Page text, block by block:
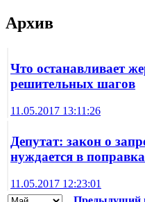
Архив
Что останавливает
решительных шагов
11.05.2017 13:11:26
Депутат: закон о
нуждается в
11.05.2017 12:23:01